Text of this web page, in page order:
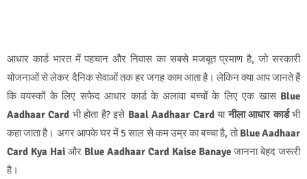
आधार कार्ड भारत में पहचान और निवास का सबसे मजबूत प्रमाण है, जो सरकारी
योजनाओं से लेकर दैनिक सेवाओं तक हर जगह काम आता है। लेकिन क्या आप जानते हैं
कि वयस्कों के लिए सफेद आधार कार्ड के अलावा बच्चों के लिए एक खास Blue
Aadhaar Card भी होता है? इसे Baal Aadhaar Cardयानीला आधार कार्डभी
कहा जाता है। अगर आपके घर में 5 साल से कम उम्र का बच्चा है, तोBlue Aadhaar
Card Kya Hai और Blue Aadhaar Card Kaise Banayeजानना बेहद जरूरी
है।